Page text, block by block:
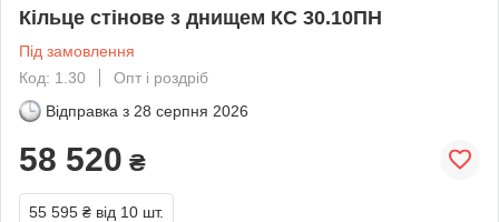
Кільце стінове з днищем КС 30.10ПН
Під замовлення
Код: 1.30
Опт і роздріб
Відправка з 28 серпня 2026
58 520 ₴
55 595 ₴ від 10 шт.